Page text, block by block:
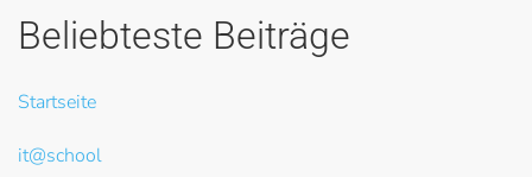
Beliebteste Beiträge
Startseite
it@school